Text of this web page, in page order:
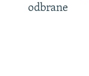
odbrane